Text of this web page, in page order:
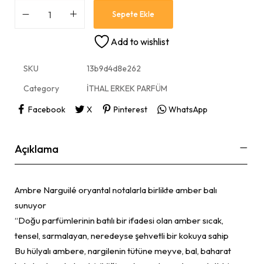
Sepete Ekle
Add to wishlist
SKU
13b9d4d8e262
Category
İTHAL ERKEK PARFÜM
Facebook
X Pinterest WhatsApp
Açıklama
Ambre Narguilé oryantal notalarla birlikte amber balı
sunuyor
“Doğu parfümlerinin batılı bir ifadesi olan amber sıcak,
tensel, sarmalayan, neredeyse şehvetli bir kokuya sahip
Bu hülyalı ambere, nargilenin tütüne meyve, bal, baharat